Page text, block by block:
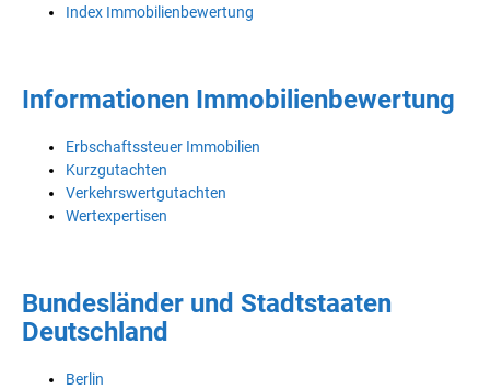
Index Immobilienbewertung
Informationen Immobilienbewertung
Erbschaftssteuer Immobilien
Kurzgutachten
Verkehrswertgutachten
Wertexpertisen
Bundesländer und Stadtstaaten
Deutschland
Berlin